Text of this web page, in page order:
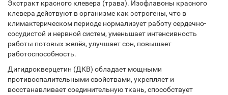
Экстракт красного клевера (трава). Изофлавоны красного
клевера действуют в организме как эстрогены, что в
климактерическом периоде нормализует работу сердечно-
сосудистой и нервной систем, уменьшает интенсивность
работы потовых желёз, улучшает сон, повышает
работоспособность.
Дигидрокверцетин (ДКВ) обладает мощными
противоспалительными свойствами, укрепляет и
восстанавливает соединительную ткань, способствует